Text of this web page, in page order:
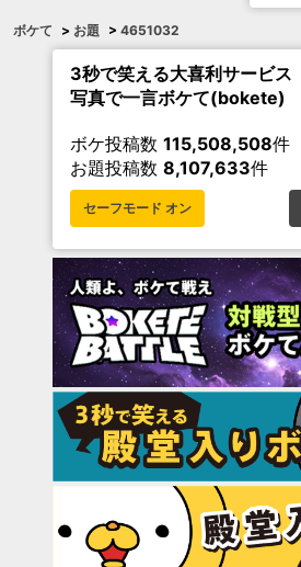
ボケて > お題 > 4651032
3秒で笑える大喜利サービス
写真で一言ボケて(bokete)
ボケ投稿数 115,508,508件
お題投稿数 8,107,633件
セーフモード オン